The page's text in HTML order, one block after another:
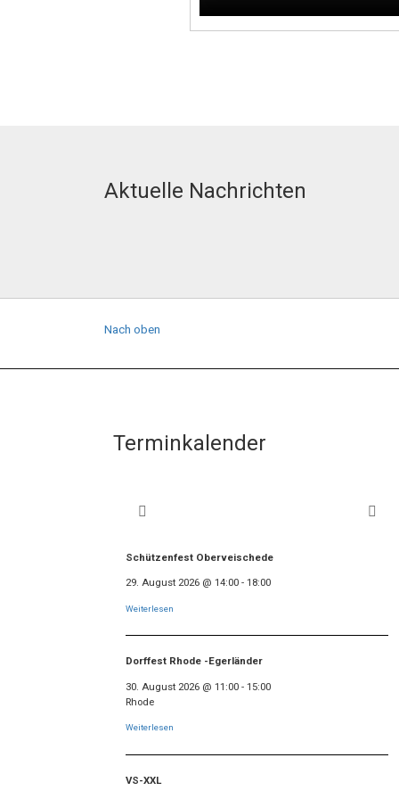
Aktuelle Nachrichten
Nach oben
Terminkalender
Schützenfest Oberveischede
29. August 2026 @ 14:00 - 18:00
Weiterlesen
Dorffest Rhode -Egerländer
30. August 2026 @ 11:00 - 15:00
Rhode
Weiterlesen
VS-XXL